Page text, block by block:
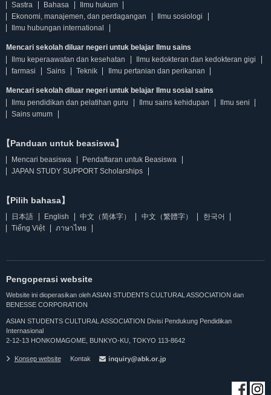
Sastra
Bahasa
Ilmu hukum
Ekonomi, manajemen, dan perdagangan
Ilmu sosiologi
Ilmu hubungan international
Mencari sekolah diluar negeri untuk belajar Ilmu sains
Ilmu keperaawatan dan kesehatan
Ilmu kedokteran dan kedokteran gigi
farmasi
Sains Teknik Ilmu pertanian dan perikanan
Mencari sekolah diluar negeri untuk belajar Ilmu sosial sains
Ilmu pendidikan dan pelatihan guru
Ilmu sains kehidupan
Ilmu seni
Sains umum
【Panduan untuk beasiswa】
Mencari beasiswa
Pendaftaran untuk Beasiswa
JAPAN STUDY SUPPORT Scholarships
【Pilih bahasa】
日本語 English 中文（简体字） 中文（繁體字）
한국어
Tiếng Việt
ภาษาไทย
Pengoperasi website
Website ini dioperasikan oleh ASIAN STUDENTS CULTURAL ASSOCIATION dan
BENESSE CORPORATION
ASIAN STUDENTS CULTURAL ASSOCIATION Divisi Pendukung Pendidikan
Internasional
2-12-13 HONKOMAGOME, BUNKYO-KU, TOKYO 113-8642
Konsep website Kontak